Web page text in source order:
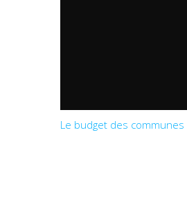
Le budget des